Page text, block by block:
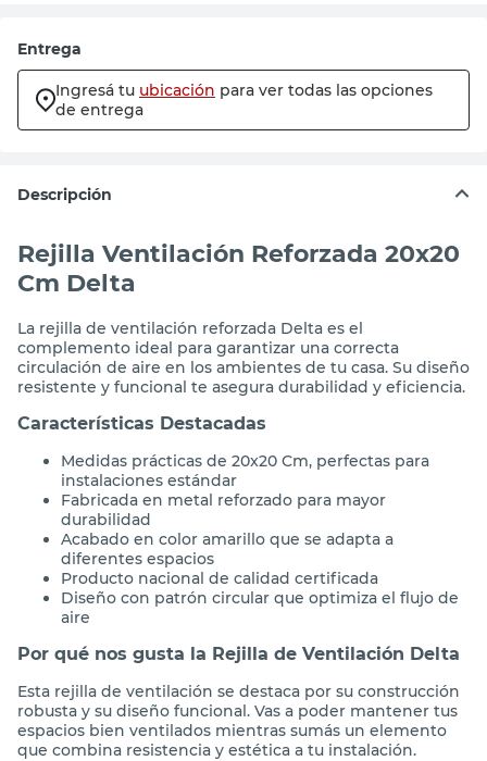
Entrega
Ingresá tu ubicación para ver todas las opciones
de entrega
Descripción
Rejilla Ventilación Reforzada 20x20
Cm Delta
La rejilla de ventilación reforzada Delta es el
complemento ideal para garantizar una correcta
circulación de aire en los ambientes de tu casa. Su diseño
resistente y funcional te asegura durabilidad y eficiencia.
Características Destacadas
Medidas prácticas de 20x20 Cm, perfectas para
instalaciones estándar
Fabricada en metal reforzado para mayor
durabilidad
Acabado en color amarillo que se adapta a
diferentes espacios
Producto nacional de calidad certificada
Diseño con patrón circular que optimiza el flujo de
aire
Por qué nos gusta la Rejilla de Ventilación Delta
Esta rejilla de ventilación se destaca por su construcción
robusta y su diseño funcional. Vas a poder mantener tus
espacios bien ventilados mientras sumás un elemento
que combina resistencia y estética a tu instalación.